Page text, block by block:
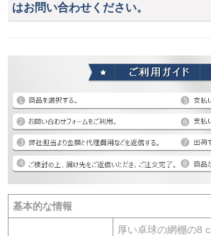
はお問い合わせください。
基本的な情報
厚い卓球の網棚の8